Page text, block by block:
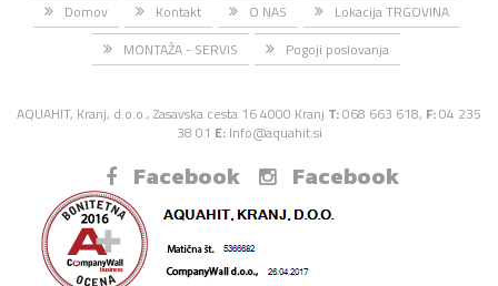
Domov Kontakt O NAS
Lokacija TRGOVINA
MONTAŽA - SERVIS
Pogoji poslovanja
AQUAHIT, Kranj, d.o.o., Zasavska cesta 16 4000 Kranj T:068 663 618, F:04 235
38 01 E: Info@aquahit.si
Facebook Facebook